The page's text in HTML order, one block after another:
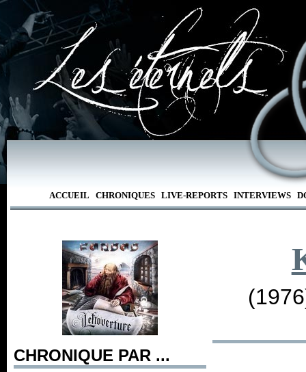
ACCUEIL CHRONIQUES LIVE-REPORTS INTERVIEWS
CHRONIQUE PAR ...